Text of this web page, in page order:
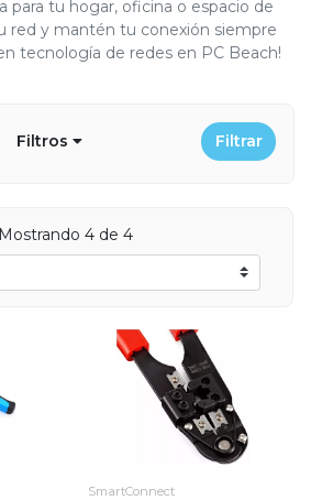
para tu hogar, oficina o espacio de
red y mantén tu conexión siempre
tecnología de redes en PC Beach!
Filtros Filtrar
Mostrando 4 de 4
SmartConnect